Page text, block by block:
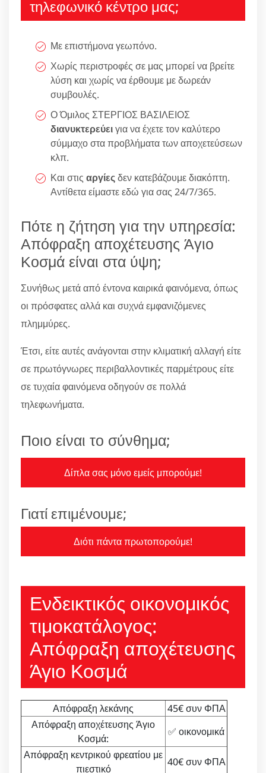
τηλεφωνικό κέντρο μας;
Με επιστήμονα γεωπόνο.
Χωρίς περιστροφές σε μας μπορεί να βρείτε
λύση και χωρίς να έρθουμε με δωρεάν
συμβουλές.
Ο Όμιλος ΣΤΕΡΓΙΟΣ ΒΑΣΙΛΕΙΟΣ
διανυκτερεύειγια να έχετε τον καλύτερο
σύμμαχο στα προβλήματα των αποχετεύσεων
κλπ.
Και στις αργίεςδεν κατεβάζουμε διακόπτη.
Αντίθετα είμαστε εδώ για σας 24/7/365.
Πότε η ζήτηση για την υπηρεσία:
Απόφραξη αποχέτευσης Άγιο
Κοσμά είναι στα ύψη;
Συνήθως μετά από έντονα καιρικά φαινόμενα, όπως
οι πρόσφατες αλλά και συχνά εμφανιζόμενες
πλημμύρες.
Έτσι, είτε αυτές ανάγονται στην κλιματική αλλαγή είτε
σε πρωτόγνωρες περιβαλλοντικές παρμέτρους είτε
σε τυχαία φαινόμενα οδηγούν σε πολλά
τηλεφωνήματα.
Ποιο είναι το σύνθημα;
Δίπλα σας μόνο εμείς μπορούμε!
Γιατί επιμένουμε;
Διότι πάντα πρωτοπορούμε!
Ενδεικτικός οικονομικός
τιμοκατάλογος:
Απόφραξη αποχέτευσης
Άγιο Κοσμά
Απόφραξη λεκάνης
45€ συν ΦΠΑ
Απόφραξη αποχέτευσης Άγιο
Κοσμά:
✅ οικονομικά
Απόφραξη κεντρικού φρεατίου με
πιεστικό
40€ συν ΦΠΑ